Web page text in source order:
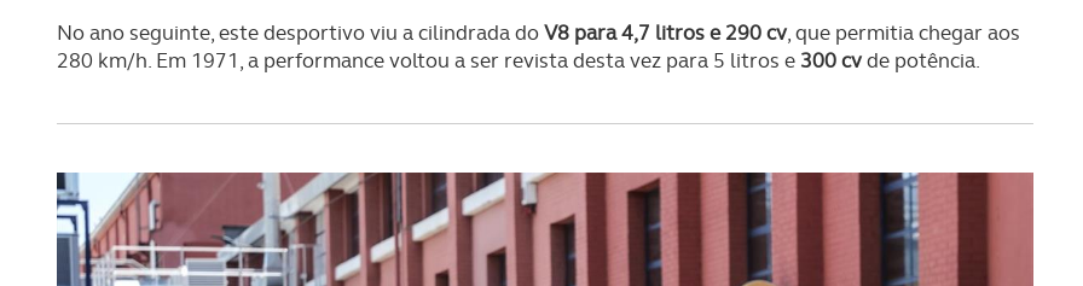
Consulte a política de cookies do site.
No ano seguinte, este desportivo viu a cilindrada doV8 para 4,7 litros e 290 cv, que permitia chegar aos
280 km/h. Em 1971, a performance voltou a ser revista desta vez para 5 litros e 300 cvde potência.